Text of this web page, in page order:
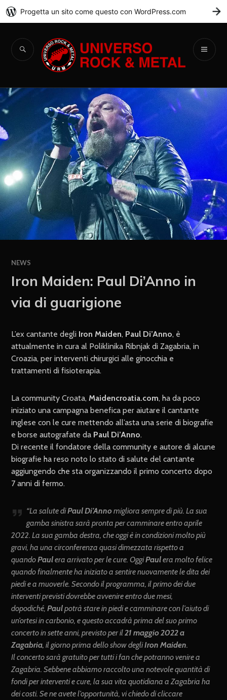
Universo Rock &
Metal
NEWS
Iron Maiden: Paul Di’Anno in
via di guarigione
L’ex cantante degli Iron Maiden, Paul Di’Anno, è
attualmente in cura al Poliklinika Ribnjak di Zagabria, in
Croazia, per interventi chirurgici alle ginocchia e
trattamenti di fisioterapia.
La community Croata,Maidencroatia.com, ha da poco
iniziato una campagna benefica per aiutare il cantante
inglese con le cure mettendo all’asta una serie di biografie
e borse autografate da Paul Di’Anno.
Di recente il fondatore della community e autore di alcune
biografie ha reso noto lo stato di salute del cantante
aggiungendo che sta organizzando il primo concerto dopo
7 anni di fermo.
“La salute diPaul Di’Annomigliora sempre di più. La sua
gamba sinistra sarà pronta per camminare entro aprile
2022. La sua gamba destra, che oggi è in condizioni molto più
gravi, ha una circonferenza quasi dimezzata rispetto a
quandoPaulera arrivato per le cure. OggiPaulera molto felice
quando finalmente ha iniziato a sentire nuovamente le dita dei
piedi e a muoverle. Secondo il programma, il primo dei due
interventi previsti dovrebbe avvenire entro due mesi,
dopodiché,Paulpotrà stare in piedi e camminare con l’aiuto di
un’ortesi in carbonio, e questo accadrà prima del suo primo
concerto in sette anni, previsto per il21 maggio 2022 a
Zagabria, il giorno prima dello show degliIron Maiden.
Il concerto sarà gratuito per tutti i fan che potranno venire a
Zagabria. Sebbene abbiamo raccolto una notevole quantità di
fondi per interventi e cure, la sua vita quotidiana a Zagabria ha
dei costi. Se ne avete l’opportunità, vi chiedo di cliccare
Progetta un sito come questo con WordPress.com